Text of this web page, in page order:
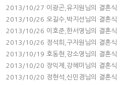
2013/10/27 이광곤,유지원님의 결혼식
2013/10/26 오길수,박지선님의 결혼식
2013/10/26 이호준,한서영님의 결혼식
2013/10/26 정석희,구자원님의 결혼식
2013/10/19 호동현,강소영님의 결혼식
2013/10/20 장익제,강혜미님의 결혼식
2013/10/20 정현석,신민경님의 결혼식